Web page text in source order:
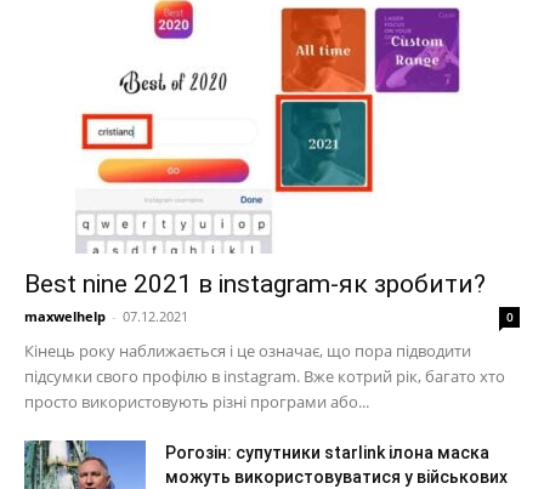
Best nine 2021 в instagram-як зробити?
maxwelhelp - 07.12.2021 0
Кінець року наближається і це означає, що пора підводити
підсумки свого профілю в instagram. Вже котрий рік, багато хто
просто використовують різні програми або...
Рогозін: супутники starlink ілона маска
можуть використовуватися у військових